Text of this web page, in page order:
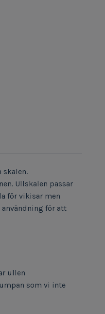
skalen.
Ullskalen passar
för vikisar men
för att
ullen
som vi inte